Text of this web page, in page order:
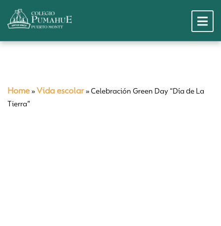
Home » Vida escolar» Celebración Green Day “Día de La
Tierra”